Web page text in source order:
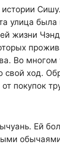
отзывы
улица была
жизни
Во многом
свой ход.
покупок
Ей